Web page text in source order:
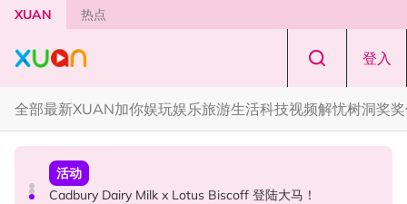
Skip to main content
XUAN 热点
登入
全部最新XUAN加你娱玩娱乐旅游生活科技视频解忧树洞奖
本地星闻
Henn国贤 “Aunty Henn 脱口秀专场 《笑笑笑笑丧》”！10
国际星闻
Tom Holland “Spiderman” 替身曝光！“替完蜘蛛人，马上
活动
Cadbury Dairy Milk x Lotus Biscoff 登陆大马！